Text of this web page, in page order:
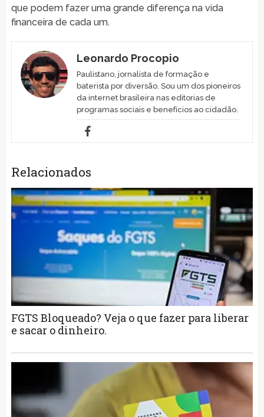
que podem fazer uma grande diferença na vida
financeira de cada um.
Leonardo Procopio
Paulistano, jornalista de formação e
baterista por diversão. Sou um dos pioneiros
da internet brasileira nas editorias de
programas sociais e benefícios ao cidadão.
Relacionados
FGTS Bloqueado? Veja o que fazer para liberar
e sacar o dinheiro.